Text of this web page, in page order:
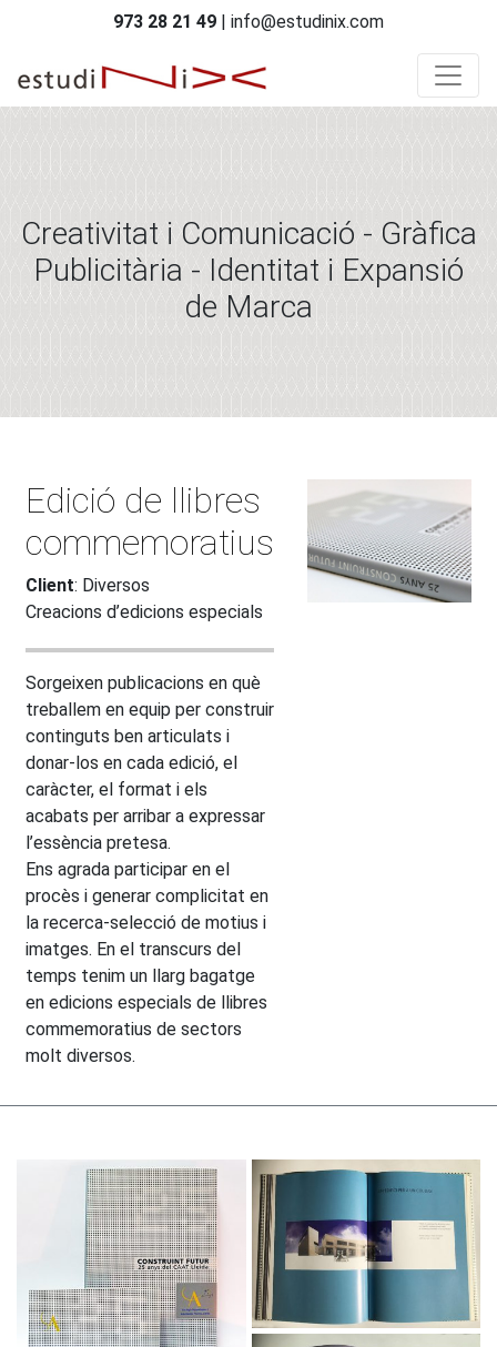
973 28 21 49 | info@estudinix.com
Creativitat i Comunicació - Gràfica
Publicitària - Identitat i Expansió
de Marca
Edició de llibres
commemoratius
Client: Diversos
Creacions d’edicions especials
Sorgeixen publicacions en què
treballem en equip per construir
continguts ben articulats i
donar-los en cada edició, el
caràcter, el format i els
acabats per arribar a expressar
l’essència pretesa.
Ens agrada participar en el
procès i generar complicitat en
la recerca-selecció de motius i
imatges. En el transcurs del
temps tenim un llarg bagatge
en edicions especials de llibres
commemoratius de sectors
molt diversos.